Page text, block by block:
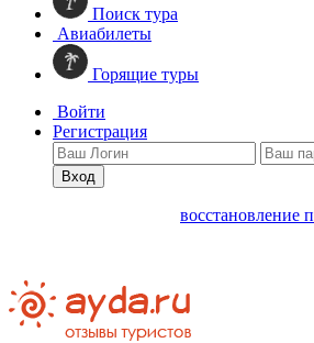
Поиск тура
Авиабилеты
Горящие туры
Войти
Регистрация
Вход
восстановление